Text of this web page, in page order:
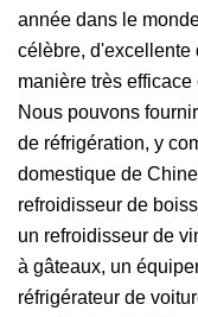
année dans le
célèbre, d'excellente
manière très
Nous pouvons
de réfrigération, y
domestique de
refroidisseur de
un refroidisseur de
à gâteaux, un
réfrigérateur de